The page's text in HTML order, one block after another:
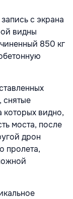
с экрана
видны
850 кг
снятые
видно,
моста, после
дрон
пролета,